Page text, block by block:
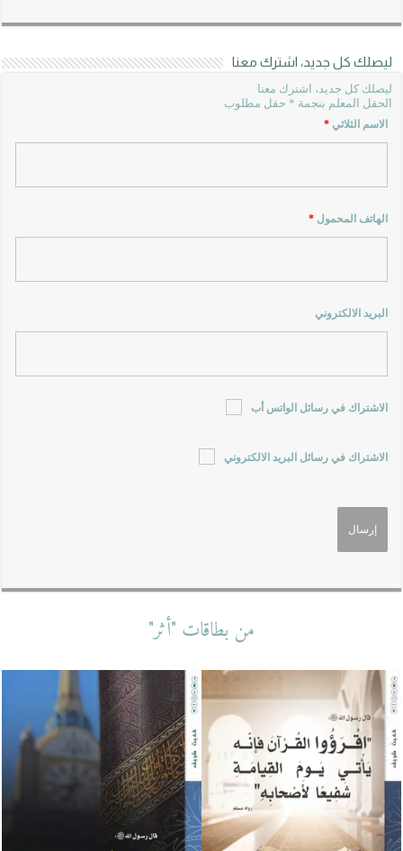
ليصلك كل جديد، اشترك معنا
ليصلك كل جديد، اشترك معنا
الحقل المعلم بنجمة * حقل مطلوب
الاسم الثلاثي*
الهاتف المحمول*
البريد الالكتروني
الاشتراك في رسائل الواتس أب
الاشتراك في رسائل البريد الالكتروني
من بطاقات "أثر"